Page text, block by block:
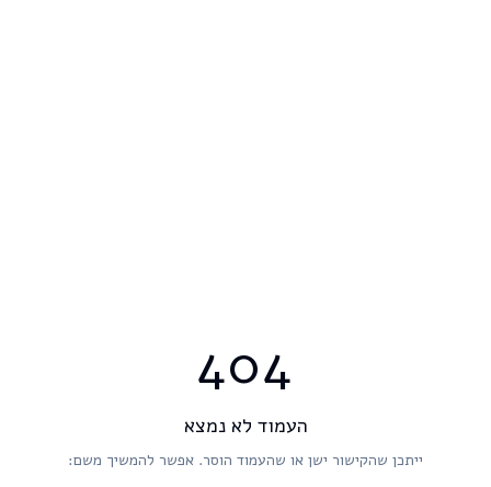
404
העמוד לא נמצא
ייתכן שהקישור ישן או שהעמוד הוסר. אפשר להמשיך משם: